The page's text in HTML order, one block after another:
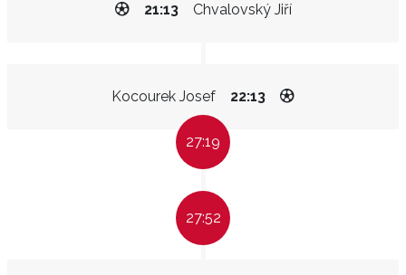
Chvalovský Jiří
21:13
Kocourek Josef 22:13
27:19
27:52